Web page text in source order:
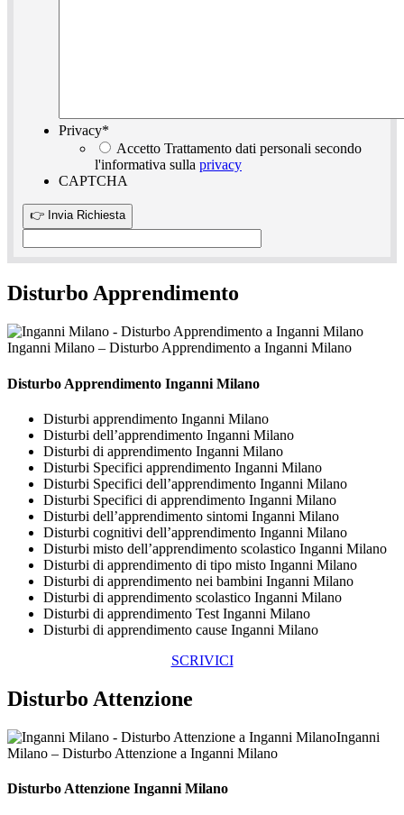
Privacy*
Accetto Trattamento dati personali secondo
l'informativa sulla privacy
CAPTCHA
Disturbo Apprendimento
Inganni Milano – Disturbo Apprendimento a Inganni Milano
Disturbo Apprendimento Inganni Milano
Disturbi apprendimento Inganni Milano
Disturbi dell’apprendimento Inganni Milano
Disturbi di apprendimento Inganni Milano
Disturbi Specifici apprendimento Inganni Milano
Disturbi Specifici dell’apprendimento Inganni Milano
Disturbi Specifici di apprendimento Inganni Milano
Disturbi dell’apprendimento sintomi Inganni Milano
Disturbi cognitivi dell’apprendimento Inganni Milano
Disturbi misto dell’apprendimento scolastico Inganni Milano
Disturbi di apprendimento di tipo misto Inganni Milano
Disturbi di apprendimento nei bambini Inganni Milano
Disturbi di apprendimento scolastico Inganni Milano
Disturbi di apprendimento Test Inganni Milano
Disturbi di apprendimento cause Inganni Milano
SCRIVICI
Disturbo Attenzione
Inganni
Milano – Disturbo Attenzione a Inganni Milano
Disturbo Attenzione Inganni Milano